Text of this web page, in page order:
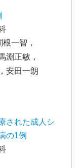
一智，
淵正敏，
安田一朗
された成人シ
の1例